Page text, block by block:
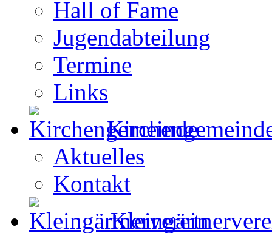
Hall of Fame
Jugendabteilung
Termine
Links
Aktuelles
Kontakt